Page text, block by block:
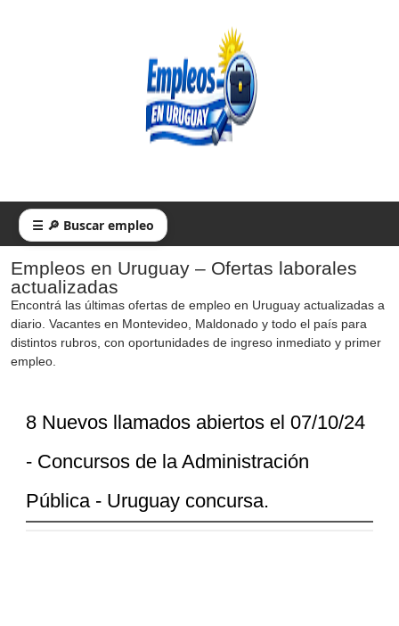
☰ 🔎 Buscar empleo
Empleos en Uruguay – Ofertas laborales
actualizadas
Encontrá las últimas ofertas de empleo en Uruguay actualizadas a
diario. Vacantes en Montevideo, Maldonado y todo el país para
distintos rubros, con oportunidades de ingreso inmediato y primer
empleo.
8 Nuevos llamados abiertos el 07/10/24
- Concursos de la Administración
Pública - Uruguay concursa.